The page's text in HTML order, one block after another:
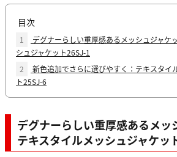
目次
1
デグナーらしい重厚感あるメッシュジャケ
シュジャケット26SJ-1
2
新色追加でさらに選びやすく：テキスタイ
ト25SJ-6
デグナーらしい重厚感あるメッ
テキスタイルメッシュジャケッ